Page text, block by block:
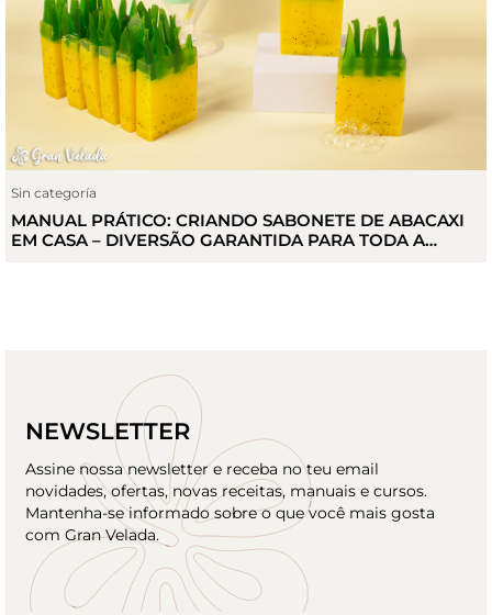
Sin categoría
MANUAL PRÁTICO: CRIANDO SABONETE DE ABACAXI
EM CASA – DIVERSÃO GARANTIDA PARA TODA A
NEWSLETTER
Assine nossa newsletter e receba no teu email
novidades, ofertas, novas receitas, manuais e cursos.
Mantenha-se informado sobre o que você mais gosta
com Gran Velada.